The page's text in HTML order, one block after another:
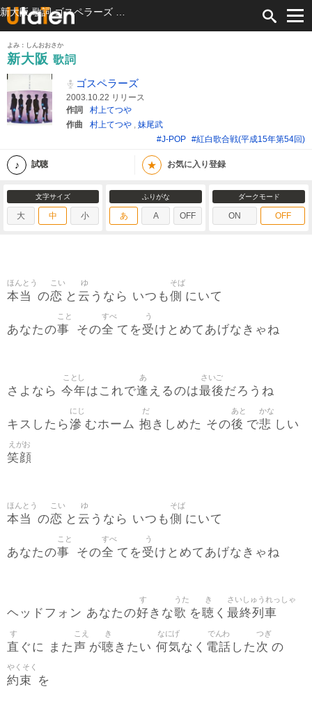
よみ：しんおおさか
新大阪 歌詞
ゴスペラーズ
2003.10.22 リリース
作詞
村上てつや
作曲
村上てつや , 妹尾武
#J-POP #紅白歌合戦(平成15年第54回)
試聴 ★ お気に入り登録
文字サイズ
大 中 小
ふりがな
あ A OFF
ダークモード
ON OFF
本当
ほんとう
の恋
こい
と 云
ゆ
うなら いつも側
そば
にいて
あなたの事
こと
その全
すべ
てを受
う
けとめてあげなきゃね
さよなら 今年
ことし
はこれで逢
あ
えるのは最後
さいご
だろうね
キスしたら滲
にじ
むホーム 抱
だ
きしめた その後
あと
で悲
かな
しい
笑顔
えがお
本当
ほんとう
の恋
こい
と 云
ゆ
うなら いつも側
そば
にいて
あなたの事
こと
その全
すべ
てを受
う
けとめてあげなきゃね
ヘッドフォン あなたの好
す
きな歌
うた
を聴
き
く 最終列車
さいしゅうれっしゃ
直
す
ぐに また声
こえ
が聴
き
きたい 何気
なにげ
なく 電話
でんわ
した 次
つぎ
の
約束
やくそく
を